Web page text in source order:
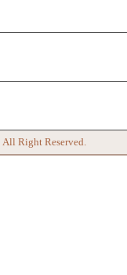
All Right Reserved.